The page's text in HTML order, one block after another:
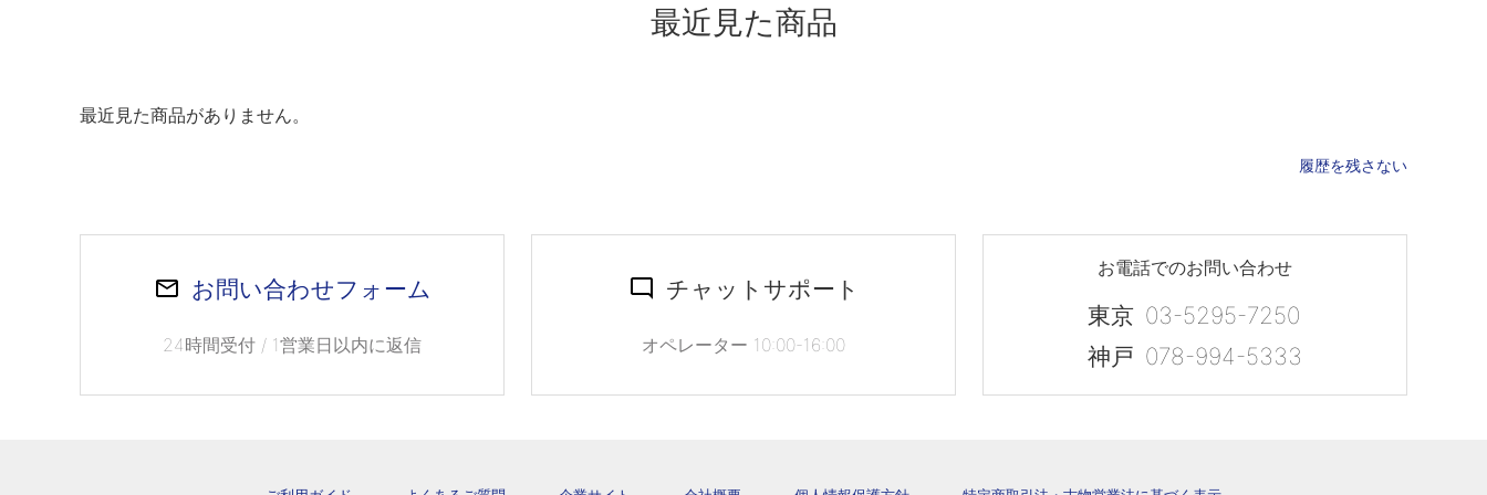
最近見た商品
最近見た商品がありません。
履歴を残さない
お問い合わせフォーム
24時間受付 / 1営業日以内に返信
チャットサポート
オペレーター 10:00-16:00
お電話でのお問い合わせ
東京 03-5295-7250
神戸 078-994-5333